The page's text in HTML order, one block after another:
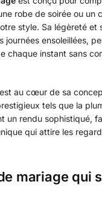
robe de soirée ou un
style. Sa légèreté et
journées ensoleillées,
chaque instant sans
au cœur de sa
tels que la
un rendu sophistiqué,
qui attire les
mariage qui